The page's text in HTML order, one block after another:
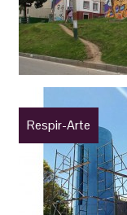
Respir-Arte